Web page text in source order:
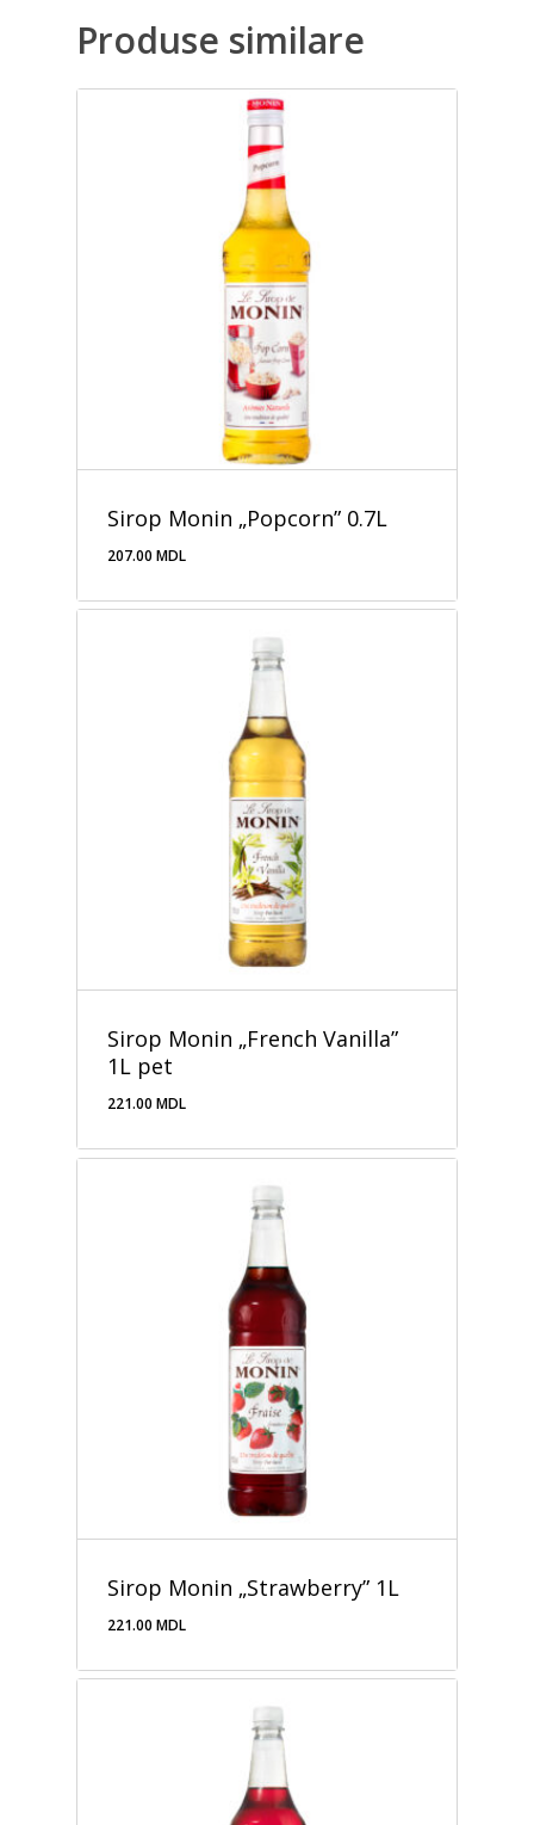
Produse similare
Sirop Monin „Popcorn” 0.7L
207.00 MDL
Sirop Monin „French Vanilla”
1L pet
221.00 MDL
Sirop Monin „Strawberry” 1L
221.00 MDL